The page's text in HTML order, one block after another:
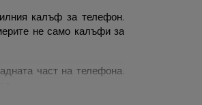
калъф за телефон.
не само калъфи за
част на телефона.